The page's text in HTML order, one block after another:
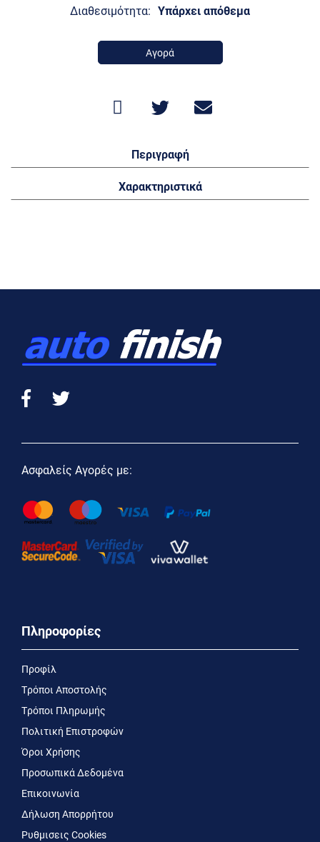
Διαθεσιμότητα: Υπάρχει απόθεμα
Αγορά
Περιγραφή
Χαρακτηριστικά
Ασφαλείς Αγορές με:
Πληροφορίες
Προφίλ
Τρόποι Αποστολής
Τρόποι Πληρωμής
Πολιτική Επιστροφών
Όροι Χρήσης
Προσωπικά Δεδομένα
Επικοινωνία
Δήλωση Απορρήτου
Ρυθμισεις Cookies